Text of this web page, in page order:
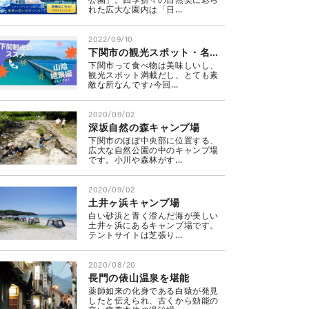
れた広大な園内は「日...
2022/09/10
下関市の観光スポット・名所めぐり 山陰編
下関市って食べ物は美味しいし、
観光スポット満載だし、とても素
敵な所なんです♪今回...
2020/09/02
深坂自然の森キャンプ場
下関市のほぼ中央部に位置する、
広大な自然公園の中のキャンプ場
です。小川や森林がす...
2020/09/02
土井ヶ浜キャンプ場
白い砂浜と青く澄んだ海が美しい
土井ヶ浜にあるキャンプ場です。
テントサイトは芝張り...
2020/08/20
長門の俵山温泉を堪能
薬師如来の化身である白猿が発見
したと伝えられ、古くから効能の